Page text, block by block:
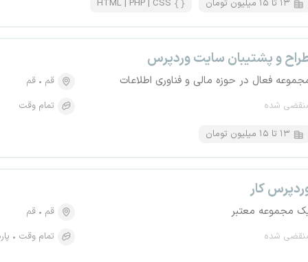
۱۳ تا ۱۵ میلیون تومان HTML | PHP | CSS
و پشتیبان سایت وردپرس
فعال در حوزه مالی و فناوری اطلاعات
شده
قم
قم
تمام وقت
۱۳ تا ۱۵ میلیون تومان
کار
مجموعه معتبر
شده
قم
قم
تمام وقت